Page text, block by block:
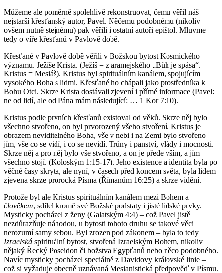
Můžeme ale poměrně spolehlivě rekonstruovat, čemu věřil náš
nejstarší křesťanský autor, Pavel. Něčemu podobnému (nikoliv
ovšem nutně stejnému) pak věřili i ostatní autoři epištol. Mluvme
tedy o víře křesťanů v Pavlově době.
Křesťané v Pavlově době věřili v Božskou bytost Kosmického
významu, Ježíše Krista. (Ježíš = z aramejského „Bůh je spása“,
Kristus = Mesiáš). Kristus byl spirituálním kanálem, spojujícím
vysokého Boha s lidmi. Křesťané ho chápali jako prostředníka k
Bohu Otci. Skrze Krista dostávali zjevení i přímé informace (Pavel:
ne od lidí, ale od Pána mám následující: … 1 Kor 7:10).
Kristus podle prvních křesťanů existoval od věků. Skrze něj bylo
všechno stvořeno, on byl prvorozený všeho stvoření. Kristus je
obrazem neviditelného Boha, vše v nebi i na Zemi bylo stvořeno
jím, vše co se vidí, i co se nevidí. Trůny i panství, vlády i mocnosti.
Skrze něj a pro něj bylo vše stvořeno, a on je přede vším, a jím
všechno stojí. (Koloským 1:15-17). Jeho existence a identita byla po
věčné časy skryta, ale nyní, v časech před koncem světa, byla lidem
zjevena skrze prorocká Písma (Římanům 16:25) a skrze vidění.
Protože byl ale Kristus spirituálním kanálem mezi Bohem a
člověkem, sdílel kromě své Božské podstaty i jisté lidské prvky.
Mysticky pocházel z ženy (Galatským 4:4) – což Pavel jistě
nezdůrazňuje náhodou, u bytosti tohoto druhu se takové věci
nerozumí samy sebou. Byl zrozen pod zákonem – byla to tedy
Izraelská spirituální bytost, stvořená Izraelským Bohem, nikoliv
nějaký Řecký Poseidon či božstva Egypťanů nebo něco podobného.
Navíc mysticky pocházel speciálně z Davidovy královské linie –
což si vyžaduje obecně uznávaná Mesianistická předpověď v Písmu.